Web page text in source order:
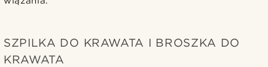
SZPILKA DO KRAWATA I BROSZKA DO
KRAWATA